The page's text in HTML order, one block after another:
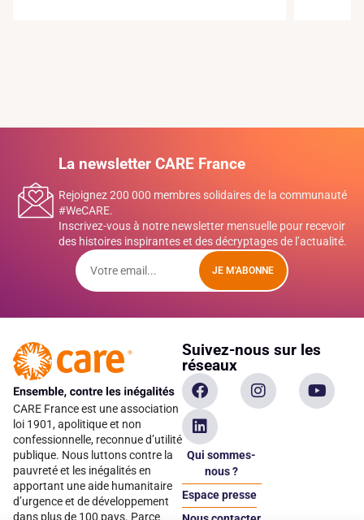
La newsletter CARE France
Rejoignez 200 000 membres solidaires de la communauté
#WeCARE.
Inscrivez-vous à notre newsletter mensuelle pour recevoir
des histoires inspirantes et des décryptages de l’actualité.
JE M'ABONNE
CARE France est une association
loi 1901, apolitique et non
confessionnelle, reconnue d’utilité
publique. Nous luttons contre la
pauvreté et les inégalités en
apportant une aide humanitaire
d’urgence et de développement
dans plus de 100 pays. Parce
Suivez-nous sur les
réseaux
Qui sommes-
nous ?
Espace presse